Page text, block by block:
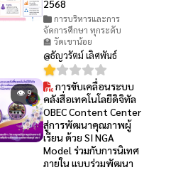
2568
การบริหารและการ
จัดการศึกษา ทุกระดับ
🏫 วัดเขาน้อย
@ธัญวรัตม์ เลิศพันธ์
👁 9
การขับเคลื่อนระบบ
คลังสื่อเทคโนโลยีดิจิทัล
OBEC Content Center
สู่การพัฒนาคุณภาพผู้
เรียน ด้วย SI NGA
Model ร่วมกับการนิเทศ
ภายใน แบบร่วมพัฒนา